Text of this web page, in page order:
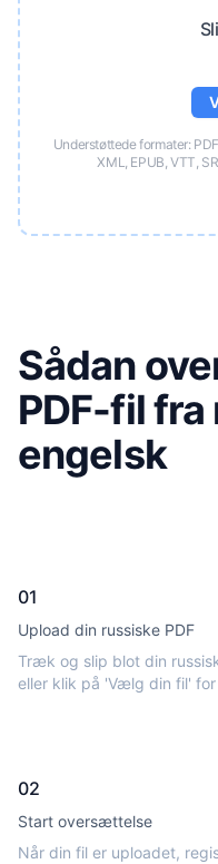
Understøttede formater:
XML, EPUB, VTT,
Sådan
PDF-fil
engelsk
01
Upload din russiske PDF
Træk og slip blot din
eller klik på 'Vælg din fil'
02
Start oversættelse
Når din fil er uploadet,